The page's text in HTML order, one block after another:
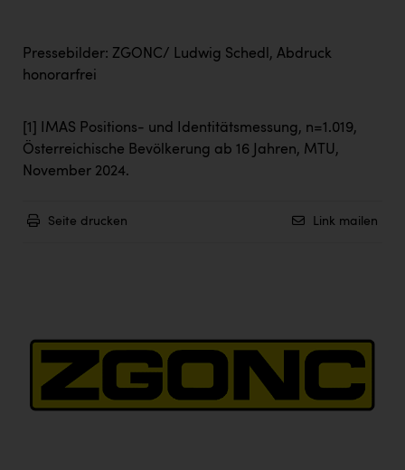
Pressebilder: ZGONC/ Ludwig Schedl, Abdruck
honorarfrei
[1]
IMAS Positions- und Identitätsmessung, n=1.019,
Österreichische Bevölkerung ab 16 Jahren, MTU,
November 2024.
Seite drucken Link mailen